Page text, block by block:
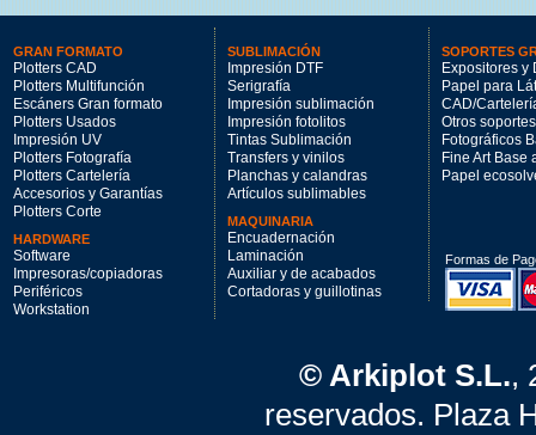
GRAN FORMATO
Plotters CAD
Plotters Multifunción
Escáners Gran formato
Plotters Usados
Impresión UV
Plotters Fotografía
Plotters Cartelería
Accesorios y Garantías
Plotters Corte
HARDWARE
Software
Impresoras/copiadoras
Periféricos
Workstation
SUBLIMACIÓN
Impresión DTF
Serigrafía
Impresión sublimación
Impresión fotolitos
Tintas Sublimación
Transfers y vinilos
Planchas y calandras
Artículos sublimables
MAQUINARIA
Encuadernación
Laminación
Auxiliar y de acabados
Cortadoras y guillotinas
SOPORTES
Expositores y
Papel para
CAD/
Otros soportes
Fotográficos
Fine Art Base
Papel
Formas de
© Arkiplot S.L.,
reservados. Plaza